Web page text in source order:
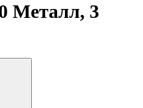
Металл, 3